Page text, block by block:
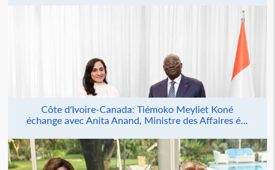
Côte d'Ivoire-Canada: Tiémoko Meyliet Koné
échange avec Anita Anand, Ministre des Affaires é...